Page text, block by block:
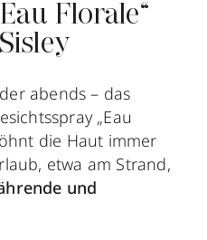
Florale“
abends – das
„Eau
die Haut immer
etwa am Strand,
und